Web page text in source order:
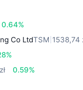
0.64%
Co LtdTSM 1538,74
0.59%